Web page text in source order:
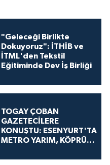
"Geleceği Birlikte
Dokuyoruz": İTHİB ve
İTML'den Tekstil
Eğitiminde Dev İş Birliği
TOGAY ÇOBAN
GAZETECİLERE
KONUŞTU: ESENYURT'TA
METRO YARIM, KÖPRÜ
KOKUYOR!